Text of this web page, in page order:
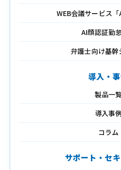
WEB会議サービス
AI顔認証勤
弁護士向け基幹
導入・
製品一
導入事例
コラム
サポート・セ